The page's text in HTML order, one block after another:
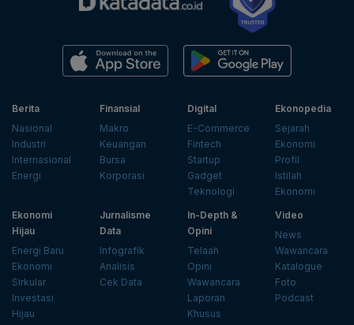
Berita
Nasional
Industri
Internasional
Energi
Finansial
Makro
Keuangan
Bursa
Korporasi
Digital
E-Commerce
Fintech
Startup
Gadget
Teknologi
Ekonopedia
Sejarah
Ekonomi
Profil
Istilah
Ekonomi
Ekonomi
Hijau
Energi Baru
Ekonomi
Sirkular
Investasi
Hijau
Jurnalisme
Data
Infografik
Analisis
Cek Data
In-Depth &
Opini
Telaah
Opini
Wawancara
Laporan
Khusus
Video
News
Wawancara
Katalogue
Foto
Podcast